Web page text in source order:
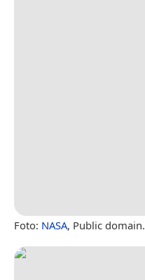
Foto: NASA, Public domain.